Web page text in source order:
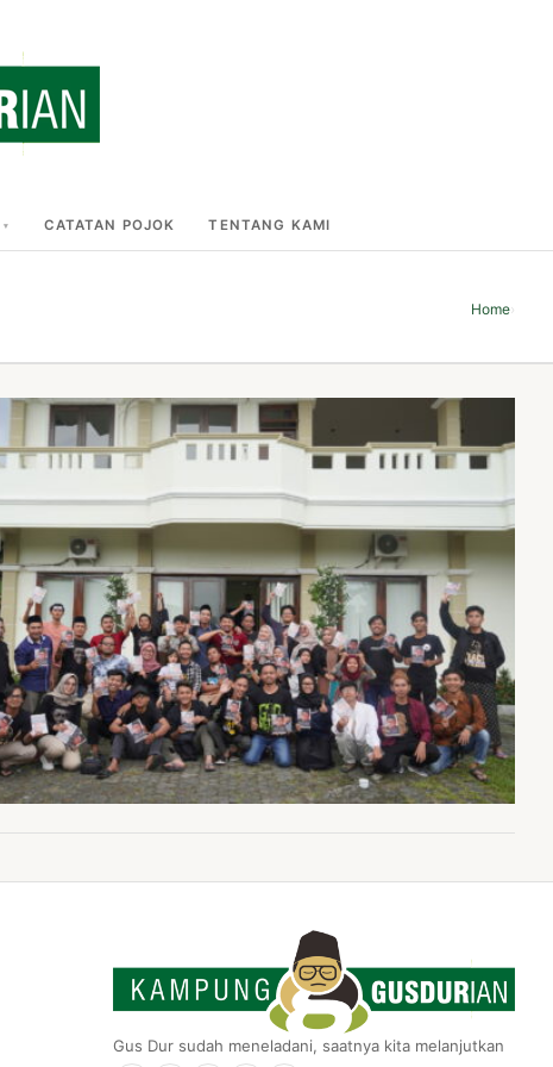
CATATAN POJOK TENTANG KAMI
Home›
Gus Dur sudah meneladani, saatnya kita melanjutkan